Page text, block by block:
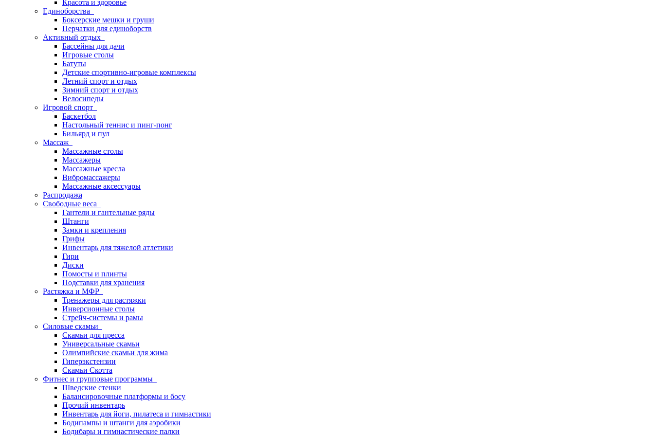
Красота и здоровье
Единоборства
Боксерские мешки и груши
Перчатки для единоборств
Активный отдых
Бассейны для дачи
Игровые столы
Батуты
Детские спортивно-игровые комплексы
Летний спорт и отдых
Зимний спорт и отдых
Велосипеды
Игровой спорт
Баскетбол
Настольный теннис и пинг-понг
Бильярд и пул
Массаж
Массажные столы
Массажеры
Массажные кресла
Вибромассажеры
Массажные аксессуары
Распродажа
Свободные веса
Гантели и гантельные ряды
Штанги
Замки и крепления
Грифы
Инвентарь для тяжелой атлетики
Гири
Диски
Помосты и плинты
Подставки для хранения
Растяжка и МФР
Тренажеры для растяжки
Инверсионные столы
Стрейч-системы и рамы
Силовые скамьи
Скамьи для пресса
Универсальные скамьи
Олимпийские скамьи для жима
Гиперэкстензии
Скамьи Скотта
Фитнес и групповые программы
Шведские стенки
Балансировочные платформы и босу
Прочий инвентарь
Инвентарь для йоги, пилатеса и гимнастики
Бодипампы и штанги для аэробики
Бодибары и гимнастические палки